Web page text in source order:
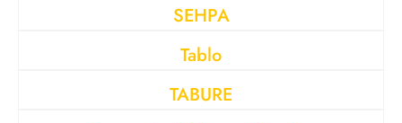
SEHPA
Tablo
TABURE